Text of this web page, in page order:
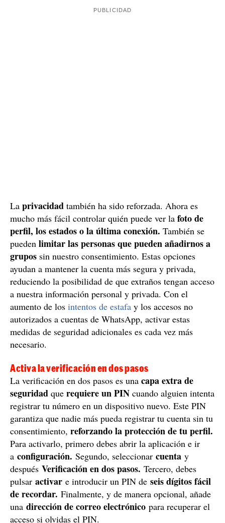
La privacidad también ha sido reforzada. Ahora es
mucho más fácil controlar quién puede ver la foto de
perfil, los estados o la última conexión. También se
pueden limitar las personas que pueden añadirnos a
grupos sin nuestro consentimiento. Estas opciones
ayudan a mantener la cuenta más segura y privada,
reduciendo la posibilidad de que extraños tengan acceso
a nuestra información personal y privada. Con el
aumento de los intentos de estafa y los accesos no
autorizados a cuentas de WhatsApp, activar estas
medidas de seguridad adicionales es cada vez más
necesario.